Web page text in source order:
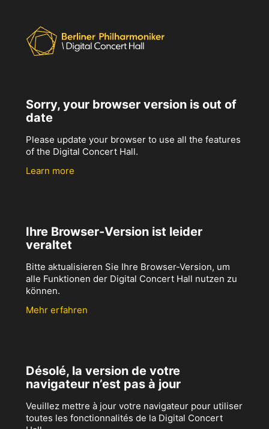
Sorry, your browser version is out of
date
Please update your browser to use all the features
of the Digital Concert Hall.
Learn more
Ihre Browser-Version ist leider
veraltet
Bitte aktualisieren Sie Ihre Browser-Version, um
alle Funktionen der Digital Concert Hall nutzen zu
können.
Mehr erfahren
Désolé, la version de votre
navigateur n’est pas à jour
Veuillez mettre à jour votre navigateur pour utiliser
toutes les fonctionnalités de la Digital Concert